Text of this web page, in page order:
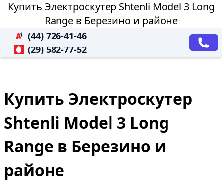
Купить Электроскутер Shtenli Model 3 Long
Range в Березино и районе
(44) 726-41-46
(29) 582-77-52
Купить Электроскутер
Shtenli Model 3 Long
Range в Березино и
районе